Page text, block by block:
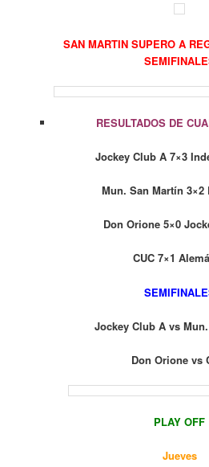
SAN MARTIN SUPERO A
RESULTADOS DE
Jockey Club A 7×3
Mun. San Martín 3×2
Don Orione 5×0
CUC 7×1
Jockey Club A vs
Don Orione vs
PLAY OFF
Jueves